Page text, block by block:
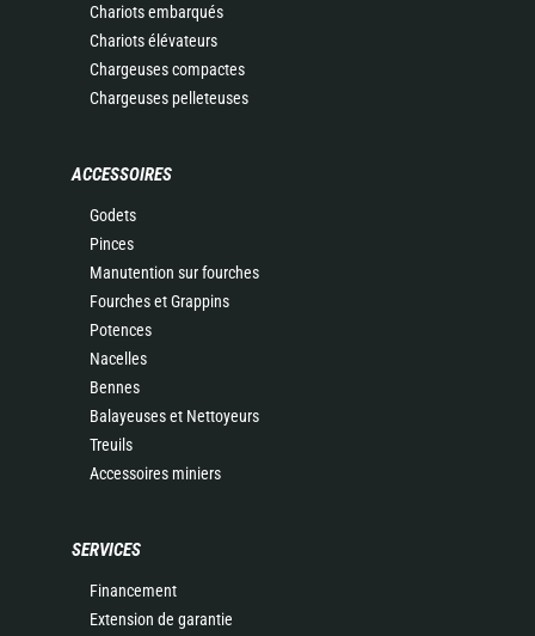
Chariots embarqués
Chariots élévateurs
Chargeuses compactes
Chargeuses pelleteuses
ACCESSOIRES
Godets
Pinces
Manutention sur fourches
Fourches et Grappins
Potences
Nacelles
Bennes
Balayeuses et Nettoyeurs
Treuils
Accessoires miniers
SERVICES
Financement
Extension de garantie